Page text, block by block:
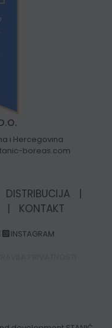
i Hercegovina
boreas.com
DISTRIBUCIJA
|
| KONTAKT
INSTAGRAM